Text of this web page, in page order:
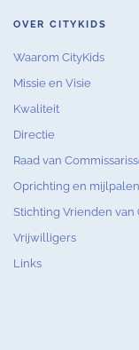
OVER CITYKIDS
Waarom CityKids
Missie en Visie
Kwaliteit
Directie
Raad van
Oprichting en mijlpalen
Stichting Vrienden van
Vrijwilligers
Links